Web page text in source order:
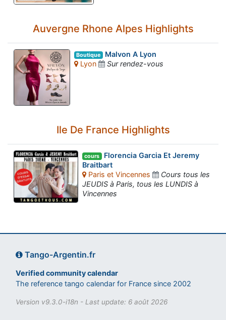
Auvergne Rhone Alpes Highlights
Boutique Malvon A Lyon
Lyon
Sur rendez-vous
Ile De France Highlights
cours Florencia Garcia Et Jeremy
Braitbart
Paris et Vincennes
Cours tous les
JEUDIS à Paris, tous les LUNDIS à
Vincennes
Tango-Argentin.fr
Verified community calendar
The reference tango calendar for France since 2002
Version v9.3.0-i18n - Last update: 6 août 2026